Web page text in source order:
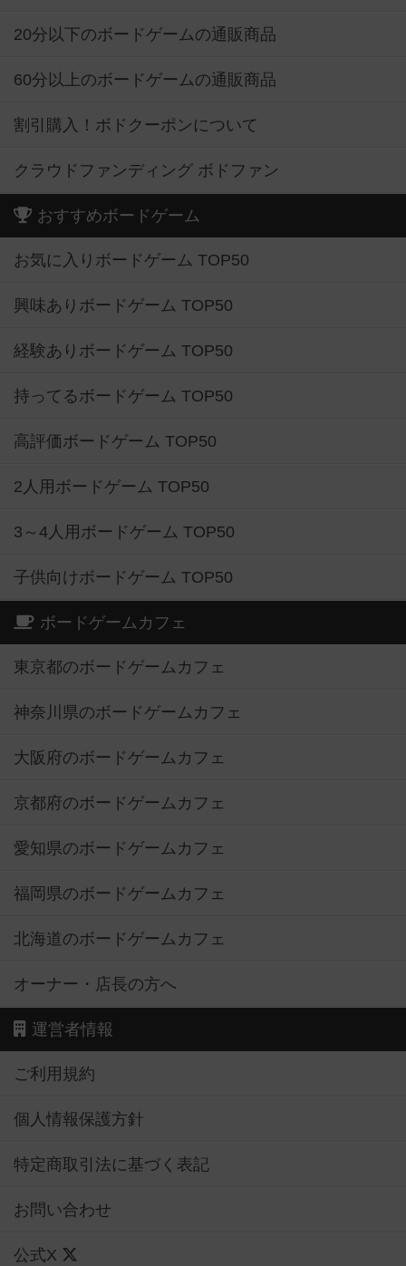
20分以下のボードゲームの通販商品
60分以上のボードゲームの通販商品
割引購入！ボドクーポンについて
クラウドファンディング ボドファン
おすすめボードゲーム
お気に入りボードゲーム TOP50
興味ありボードゲーム TOP50
経験ありボードゲーム TOP50
持ってるボードゲーム TOP50
高評価ボードゲーム TOP50
2人用ボードゲーム TOP50
3～4人用ボードゲーム TOP50
子供向けボードゲーム TOP50
ボードゲームカフェ
東京都のボードゲームカフェ
神奈川県のボードゲームカフェ
大阪府のボードゲームカフェ
京都府のボードゲームカフェ
愛知県のボードゲームカフェ
福岡県のボードゲームカフェ
北海道のボードゲームカフェ
オーナー・店長の方へ
運営者情報
ご利用規約
個人情報保護方針
特定商取引法に基づく表記
お問い合わせ
公式X